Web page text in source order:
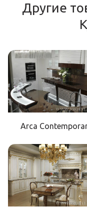
Другие
Arca